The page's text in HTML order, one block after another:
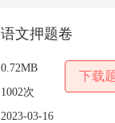
文押题卷
0.72MB
1002次
2023-03-16
下载